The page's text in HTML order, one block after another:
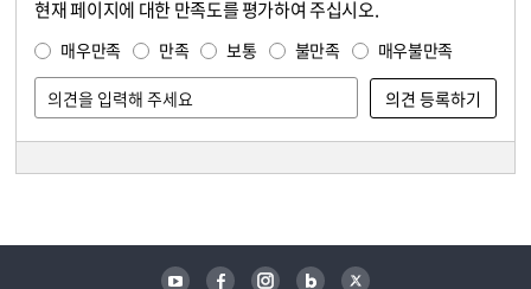
현재 페이지에 대한 만족도를 평가하여 주십시오.
매우만족 만족 보통 불만족 매우불만족
유튜브 페이스북 인스타그램 블로그 트위터